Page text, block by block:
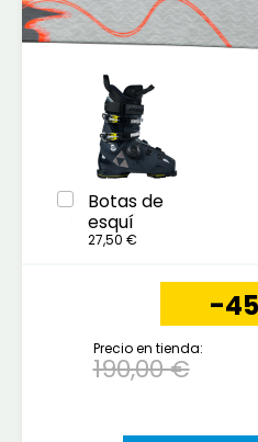
Botas de
esquí
27,50 €
-
Precio en tienda:
190,00 €